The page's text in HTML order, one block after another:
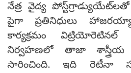
నేత్ర వైద్య
పైగా ప్రతినిధులు
కార్యక్రమం విట్రియోరెటినల్
నిర్వహణలో తాజా శాస్త్రీయ
సారించింది. ఇది రెటీనా